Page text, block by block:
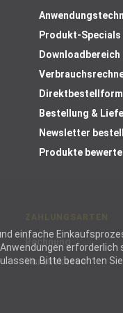
einfache
Bitte beachten
Produkt-Specials
Downloadbereich
Bestellung &
Newsletter
Produkte
Rechnung
Vorauskasse